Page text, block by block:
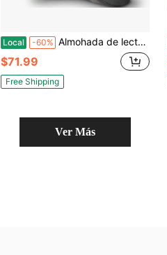
Local -60% Almohada de lectura para cama Almohada ergonómica de respaldo para cama Almohada de memoria de espuma para lectura para adultos Almohada de respaldo para dormir en cama, sofá o piso, color gris
$71.99
Free Shipping
Ver Más